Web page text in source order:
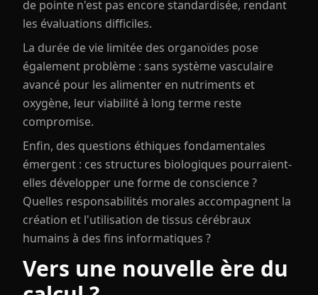
de pointe n'est pas encore standardisée, rendant
les évaluations difficiles.
La durée de vie limitée des organoïdes pose
également problème : sans système vasculaire
avancé pour les alimenter en nutriments et
oxygène, leur viabilité à long terme reste
compromise.
Enfin, des questions éthiques fondamentales
émergent : ces structures biologiques pourraient-
elles développer une forme de conscience ?
Quelles responsabilités morales accompagnent la
création et l'utilisation de tissus cérébraux
humains à des fins informatiques ?
Vers une nouvelle ère du